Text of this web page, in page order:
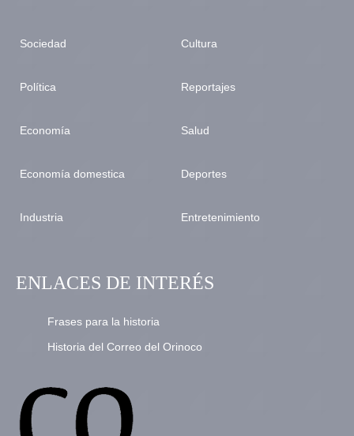
Sociedad
Política
Economía
Economía domestica
Industria
Cultura
Reportajes
Salud
Deportes
Entretenimiento
ENLACES DE INTERÉS
Frases para la historia
Historia del Correo del Orinoco